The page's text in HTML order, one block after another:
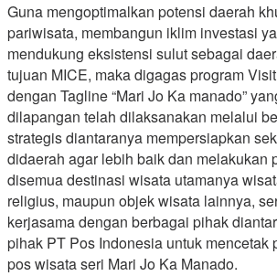
Guna mengoptimalkan potensi daerah
pariwisata, membangun iklim investasi
mendukung eksistensi sulut sebagai
tujuan MICE, maka digagas program
dengan Tagline “Mari Jo Ka manado”
dilapangan telah dilaksanakan melalui
strategis diantaranya mempersiapkan
didaerah agar lebih baik dan melakukan
disemua destinasi wisata utamanya
religius, maupun objek wisata lainnya,
kerjasama dengan berbagai pihak
pihak PT Pos Indonesia untuk mencetak
pos wisata seri Mari Jo Ka Manado.